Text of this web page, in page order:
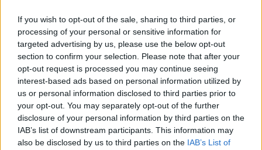
If you wish to opt-out of the sale, sharing to third parties, or
processing of your personal or sensitive information for
targeted advertising by us, please use the below opt-out
section to confirm your selection. Please note that after your
opt-out request is processed you may continue seeing
interest-based ads based on personal information utilized by
us or personal information disclosed to third parties prior to
your opt-out. You may separately opt-out of the further
disclosure of your personal information by third parties on the
IAB’s list of downstream participants. This information may
also be disclosed by us to third parties on the IAB’s List of
​Il lato positivo delle cose
​Storie antiche di tempi moderni
​Quello che alle mamme non dicono
Adultescenza
Homo imbecillis
​4 anni di Blog
Quando il silenzio è aggressivo
​Il passato, questo conosciuto!
​Clima ballerino e sbalzi d’umore
La maternità
​L’uomo o l’orso?